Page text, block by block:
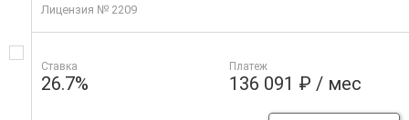
Лицензия № 2209
Ставка
26.7%
Платеж
136 091 ₽ / мес